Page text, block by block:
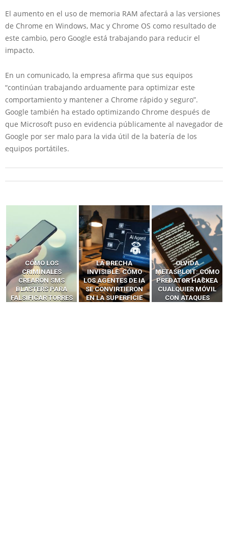
El aumento en el uso de memoria RAM afectará a las versiones
de Chrome en Windows, Mac y Chrome OS como resultado de
este cambio, pero Google está trabajando para reducir el
impacto.
En un comunicado, la empresa afirma que sus equipos
“continúan trabajando arduamente para optimizar este
comportamiento y mantener a Chrome rápido y seguro”.
Google también ha estado optimizando Chrome después de
que Microsoft puso en evidencia públicamente al navegador de
Google por ser malo para la vida útil de la batería de los
equipos portátiles.
LA BRECHA
INVISIBLE: CÓMO
LOS AGENTES DE IA
SE CONVIRTIERON
EN LA SUPERFICIE
OLVIDA
METASPLOIT: CÓMO
PREDATOR HACKEA
CUALQUIER MÓVIL
CON ATAQUES
CÓMO LOS HACKERS
INTERCEPTAN OTPS
Y LLAMADAS
MÓVILES SIN
‘HACKEAR’ — EL